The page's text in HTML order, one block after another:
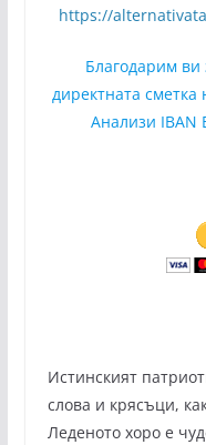
https://
Благодарим ви
директната
Анализи IBAN
Истинският
слова и крясъци,
Леденото хоро е